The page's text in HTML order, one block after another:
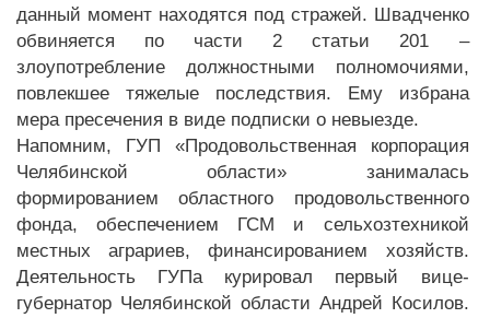
данный момент находятся под стражей. Швадченко
обвиняется по части 2 статьи 201 –
злоупотребление должностными полномочиями,
повлекшее тяжелые последствия. Ему избрана
мера пресечения в виде подписки о невыезде.
Напомним, ГУП «Продовольственная корпорация
Челябинской области» занималась
формированием областного продовольственного
фонда, обеспечением ГСМ и сельхозтехникой
местных аграриев, финансированием хозяйств.
Деятельность ГУПа курировал первый вице-
губернатор Челябинской области Андрей Косилов.